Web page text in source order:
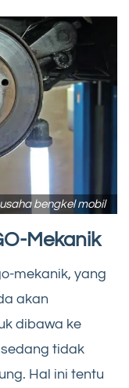
bengkel mobil
Mekanik
mekanik, yang
akan
dibawa ke
tidak
Hal ini tentu